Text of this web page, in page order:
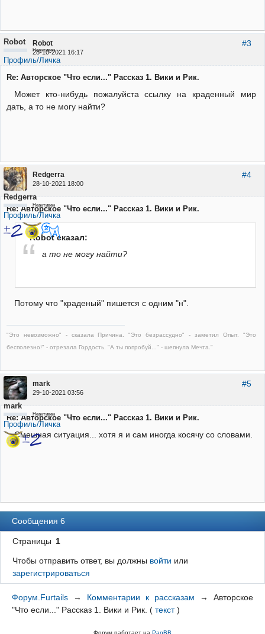
#3
Robot
28-10-2021 16:17
Robot
Неактивен
Профиль/Личка
Re: Авторское "Что если..." Рассказ 1. Вики и Рик.
Может кто-нибудь пожалуйста ссылку на краденный мир
дать, а то не могу найти?
#4
Redgerra
28-10-2021 18:00
Redgerra
Неактивен
Профиль/Личка
Re: Авторское "Что если..." Рассказ 1. Вики и Рик.
Robot сказал:
а то не могу найти?
Потому что "краденый" пишется с одним "н".
"Это невозможно" - сказала Причина. "Это безрассудно" - заметил Опыт. "Это
бесполезно!" - отрезала Гордость. "А ты попробуй..." - шепнула Мечта."
#5
mark
29-10-2021 03:56
mark
Неактивен
Профиль/Личка
Re: Авторское "Что если..." Рассказ 1. Вики и Рик.
Смешная ситуация... хотя я и сам иногда косячу со словами.
Сообщения 6
Страницы 1
Чтобы отправить ответ, вы должны войти или
зарегистрироваться
Форум.Furtails → Комментарии к рассказам → Авторское
"Что если..." Рассказ 1. Вики и Рик. (текст)
Форум работает на PanBB